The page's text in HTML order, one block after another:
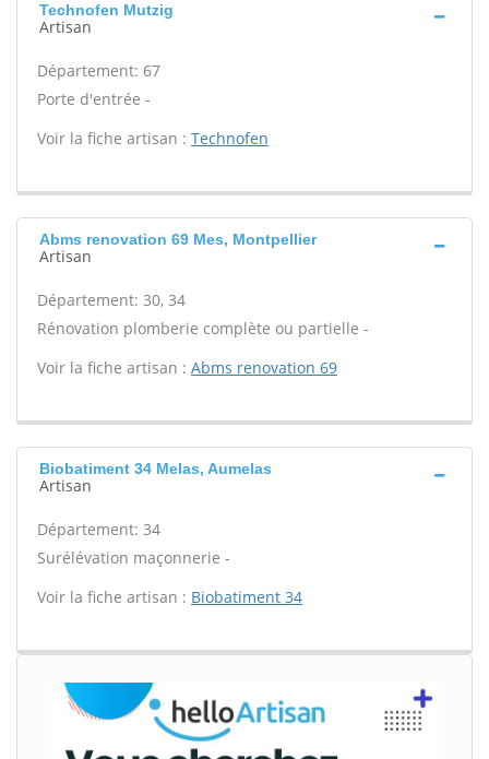
Technofen Mutzig
Artisan
Département: 67
Porte d'entrée -
Voir la fiche artisan : Technofen
Abms renovation 69 Mes, Montpellier
Artisan
Département: 30, 34
Rénovation plomberie complète ou partielle -
Voir la fiche artisan : Abms renovation 69
Biobatiment 34 Melas, Aumelas
Artisan
Département: 34
Surélévation maçonnerie -
Voir la fiche artisan : Biobatiment 34